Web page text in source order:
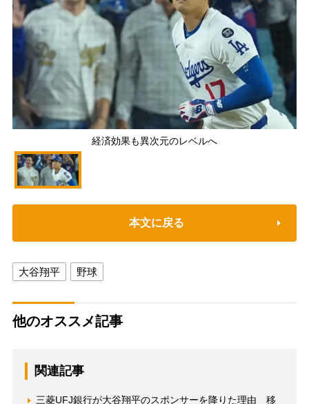
経済効果も異次元のレベルへ
本文に戻る
大谷翔平 野球
他のオススメ記事
関連記事
三菱UFJ銀行が大谷翔平のスポンサーを降りた理由 移